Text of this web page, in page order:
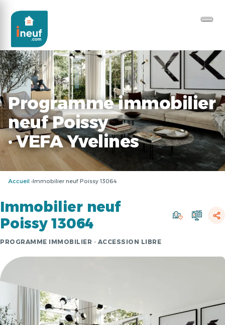
Programme immobilier
neuf Poissy
· VEFA Yvelines
Accueil Immobilier neuf Poissy 13064
Immobilier neuf
Poissy 13064
PROGRAMME IMMOBILIER · ACCESSION LIBRE